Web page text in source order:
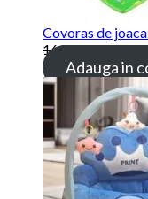
Covoras de
169.00 lei
Adauga in